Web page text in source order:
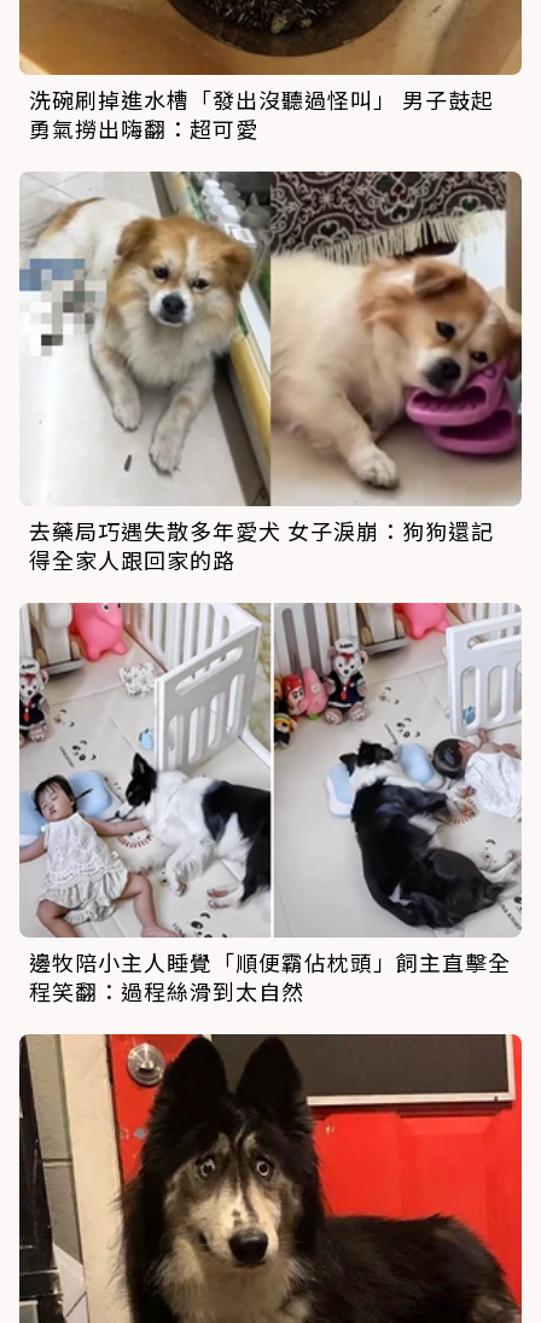
洗碗刷掉進水槽「發出沒聽過怪叫」 男子鼓起
勇氣撈出嗨翻：超可愛
去藥局巧遇失散多年愛犬 女子淚崩：狗狗還記
得全家人跟回家的路
邊牧陪小主人睡覺「順便霸佔枕頭」飼主直擊全
程笑翻：過程絲滑到太自然